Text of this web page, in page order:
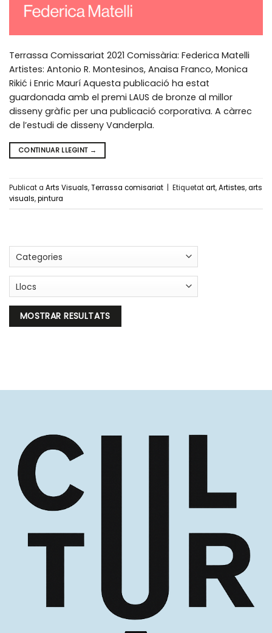
Terrassa Comissariat 2021 Comissària: Federica Matelli
Artistes: Antonio R. Montesinos, Anaisa Franco, Monica
Rikić i Enric Maurí Aquesta publicació ha estat
guardonada amb el premi LAUS de bronze al millor
disseny gràfic per una publicació corporativa. A càrrec
de l’estudi de disseny Vanderpla.
CONTINUAR LLEGINT →
Publicat a Arts Visuals,Terrassa comisariat Etiquetatart,Artistes,arts
visuals,pintura